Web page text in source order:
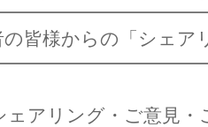
の皆様からの「シェア
ェアリング・ご意見